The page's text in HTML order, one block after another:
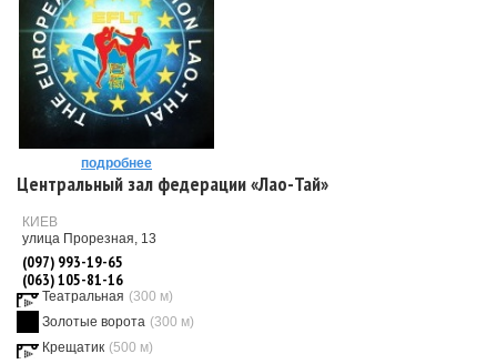
подробнее
Центральный зал федерации «Лао-Тай»
КИЕВ
улица Прорезная, 13
(097) 993-19-65
(063) 105-81-16
Театральная (300 м)
Золотые ворота (300 м)
Крещатик (500 м)